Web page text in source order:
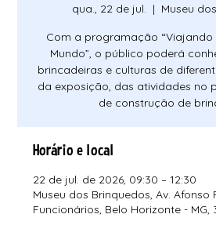
qua., 22 de jul.
  |
Museu
Com a programação “Viajando
Mundo”, o público poderá
brincadeiras e culturas de
da exposição, das atividades no
de construção de
Horário e local
22 de jul. de 2026, 09:30 – 12:30
Museu dos Brinquedos, Av. Afonso
Funcionários, Belo Horizonte - MG,